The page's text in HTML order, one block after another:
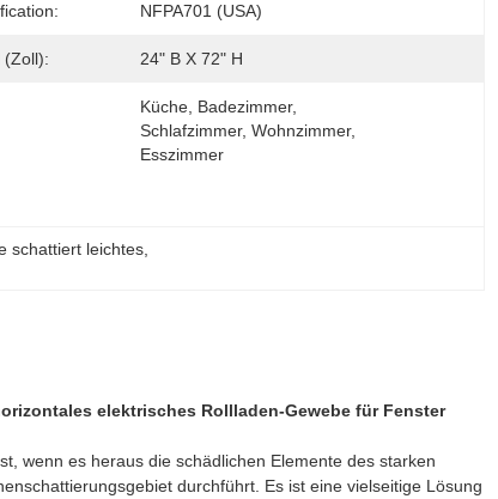
NFPA701 (USA)
(Zoll): 24" B X 72" H
Küche, Badezimmer,
Schlafzimmer, Wohnzimmer,
Esszimmer
schattiert leichtes,
elektrisches Rollladen-Gewebe für Fenster
wenn es heraus die schädlichen Elemente des starken
durchführt. Es ist eine vielseitige Lösung